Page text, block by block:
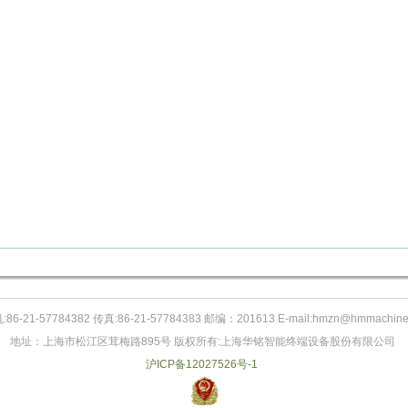
:86-21-57784382 传真:86-21-57784383 邮编：201613 E-
地址：上海市松江区茸梅路895号 版权所有:上海华铭智能终端设备股份有限公司
沪ICP备12027526号-1